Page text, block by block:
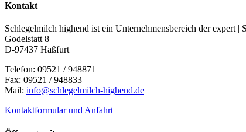
Kontakt
Schlegelmilch highend ist ein Unternehmensbereich der expert
Godelstatt 8
D-97437 Haßfurt
Telefon: 09521 / 948871
Fax: 09521 / 948833
Mail: info@schlegelmilch-highend.de
Kontaktformular und Anfahrt